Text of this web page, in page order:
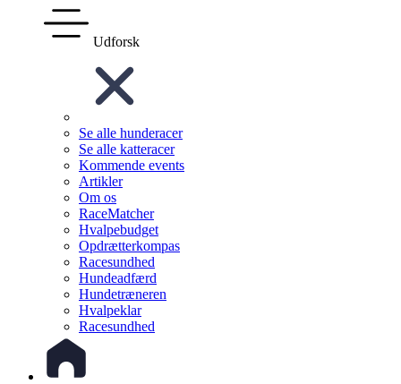
Udforsk
Se alle hunderacer
Se alle katteracer
Kommende events
Artikler
Om os
RaceMatcher
Hvalpebudget
Opdrætterkompas
Racesundhed
Hundeadfærd
Hundetræneren
Hvalpeklar
Racesundhed